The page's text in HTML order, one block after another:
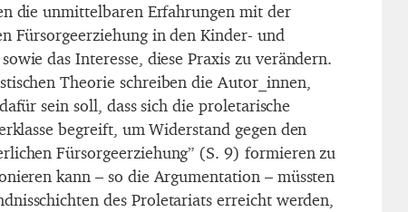
die unmittelbaren Erfahrungen mit der
Fürsorgeerziehung in den Kinder- und
das Interesse, diese Praxis zu verändern.
Theorie schreiben die Autor_innen,
sein soll, dass sich die proletarische
begreift, um Widerstand gegen den
Fürsorgeerziehung” (S. 9) formieren zu
kann – so die Argumentation – müssten
des Proletariats erreicht werden,